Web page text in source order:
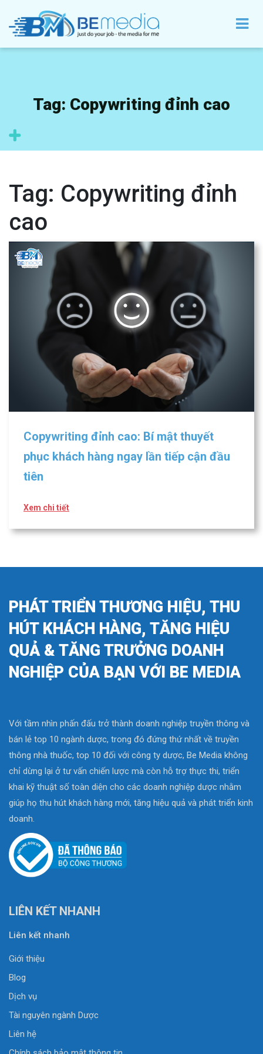
Tag: Copywriting đỉnh cao
Tag: Copywriting đỉnh
cao
Copywriting đỉnh cao: Bí mật thuyết
phục khách hàng ngay lần tiếp cận đầu
tiên
Xem chi tiết
PHÁT TRIỂN THƯƠNG HIỆU, THU
HÚT KHÁCH HÀNG, TĂNG HIỆU
QUẢ & TĂNG TRƯỞNG DOANH
NGHIỆP CỦA BẠN VỚI BE MEDIA
Với tầm nhìn phấn đấu trở thành doanh nghiệp truyền thông và
bán lẻ top 10 ngành dược, trong đó đứng thứ nhất về truyền
thông nhà thuốc, top 10 đối với công ty dược, Be Media không
chỉ dừng lại ở tư vấn chiến lược mà còn hỗ trợ thực thi, triển
khai kỹ thuật số toàn diện cho các doanh nghiệp dược nhằm
giúp họ thu hút khách hàng mới, tăng hiệu quả và phát triển kinh
doanh.
LIÊN KẾT NHANH
Liên kết nhanh
Giới thiệu
Blog
Dịch vụ
Tài nguyên ngành Dược
Liên hệ